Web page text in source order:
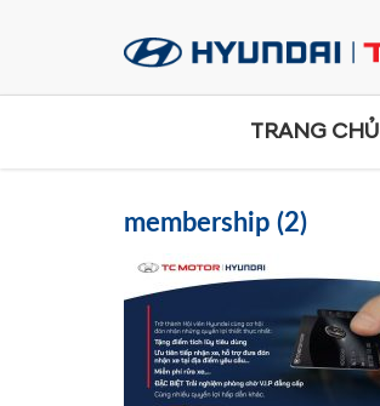
TRANG CHỦ
membership (2)